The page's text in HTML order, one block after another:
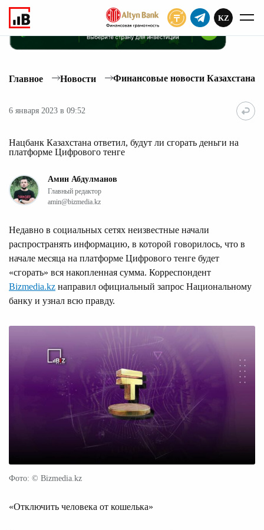
KZ
Главное Новости Финансовые новости Казахстана
6 января 2023 в 09:52
Нацбанк Казахстана ответил, будут ли сгорать деньги на
платформе Цифрового тенге
Амин Абдулманов
Главный редактор
amin@bizmedia.kz
Недавно в социальных сетях неизвестные начали
распространять информацию, в которой говорилось, что в
начале месяца на платформе Цифрового тенге будет
«сгорать» вся накопленная сумма. Корреспондент
Bizmedia.kz направил официальный запрос Национальному
банку и узнал всю правду.
Фото: © Bizmedia.kz
«Отключить человека от кошелька»